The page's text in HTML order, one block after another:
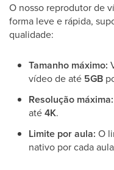
O nosso reprodutor de
forma leve e rápida,
qualidade:
Tamanho máximo:
vídeo de até 5GB
Resolução máxima:
até4K.
Limite por aula: O
nativo por cada